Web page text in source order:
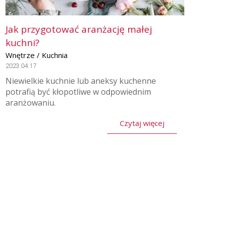
Jak przygotować aranżację małej
kuchni?
Wnętrze / Kuchnia
2023.04.17
Niewielkie kuchnie lub aneksy kuchenne
potrafią być kłopotliwe w odpowiednim
aranżowaniu.
Czytaj więcej